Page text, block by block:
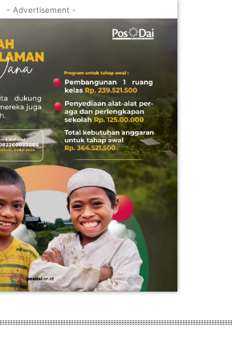
- Advertisement -